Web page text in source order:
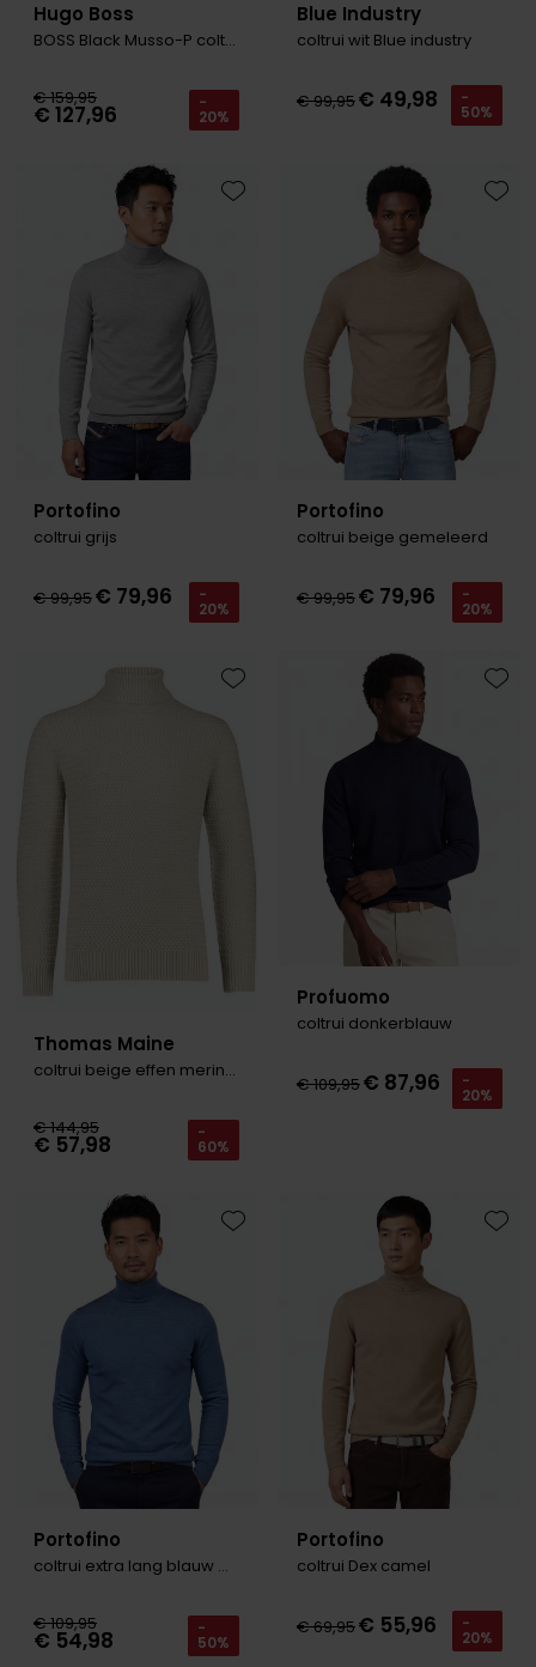
Hugo Boss
BOSS Black Musso-P coltrui groen
€ 159,95
€ 127,96 -
20%
Blue Industry
coltrui wit Blue industry
€ 99,95€ 49,98 -
50%
Portofino
coltrui grijs
€ 99,95€ 79,96 -
20%
Toevoegen aan favorieten
Portofino
coltrui beige gemeleerd
€ 99,95€ 79,96 -
20%
Thomas Maine
coltrui beige effen merinowol
€ 144,95
€ 57,98 -
60%
Toevoegen aan favorieten
Profuomo
coltrui donkerblauw
€ 109,95€ 87,96 -
20%
Portofino
coltrui extra lang blauw wol
€ 109,95
€ 54,98 -
50%
Toevoegen aan favorieten
Portofino
coltrui Dex camel
€ 69,95€ 55,96 -
20%